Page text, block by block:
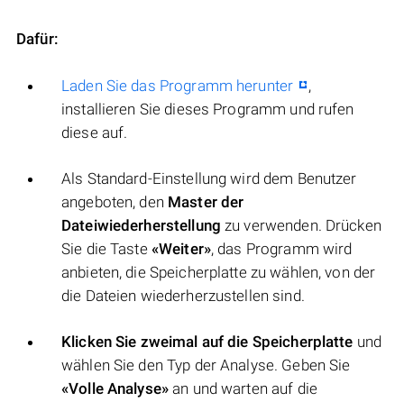
Dafür:
Laden Sie das Programm herunter
,
installieren Sie dieses Programm und rufen
diese auf.
Als Standard-Einstellung wird dem Benutzer
angeboten, den Master der
Dateiwiederherstellung zu verwenden. Drücken
Sie die Taste «Weiter», das Programm wird
anbieten, die Speicherplatte zu wählen, von der
die Dateien wiederherzustellen sind.
Klicken Sie zweimal auf die Speicherplatte und
wählen Sie den Typ der Analyse. Geben Sie
«Volle Analyse» an und warten auf die